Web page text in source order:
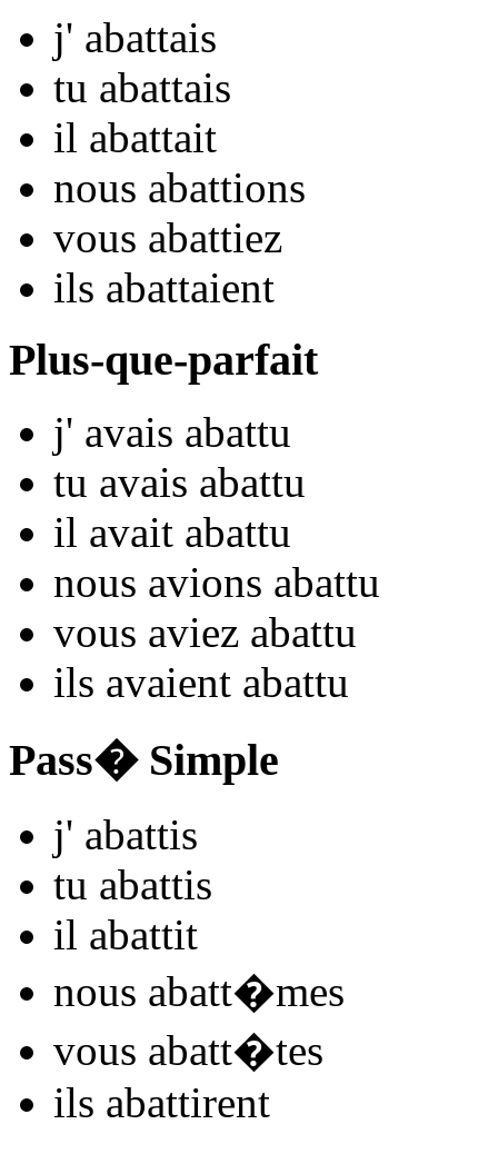
j' abattais
tu abattais
il abattait
nous abattions
vous abattiez
ils abattaient
Plus-que-parfait
j' avais abattu
tu avais abattu
il avait abattu
nous avions abattu
vous aviez abattu
ils avaient abattu
Pass� Simple
j' abattis
tu abattis
il abattit
nous abatt�mes
vous abatt�tes
ils abattirent